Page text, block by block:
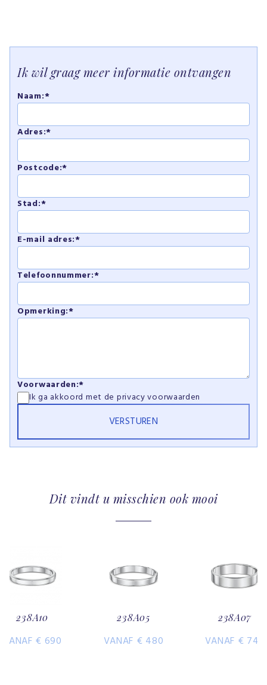
Ik wil graag meer informatie ontvangen
Naam:*
Adres:*
Postcode:*
Stad:*
E-mail adres:*
Telefoonnummer:*
Opmerking:*
Voorwaarden:*
Ik ga akkoord met de privacy voorwaarden
Dit vindt u misschien ook mooi
238A10
VANAF € 690
238A05
VANAF € 480
238A07
VANAF € 740